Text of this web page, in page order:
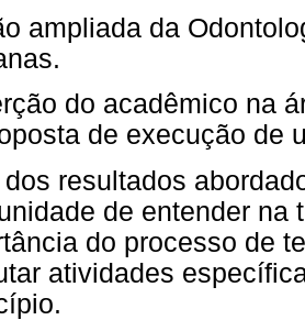
ampliada da
do acadêmico na
de execução de
resultados
de entender na
do processo de
atividades